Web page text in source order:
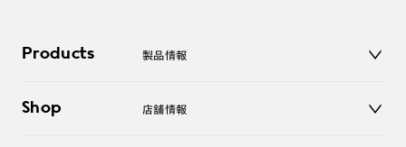
Products 製品情報
サングラス
Shop 店舗情報